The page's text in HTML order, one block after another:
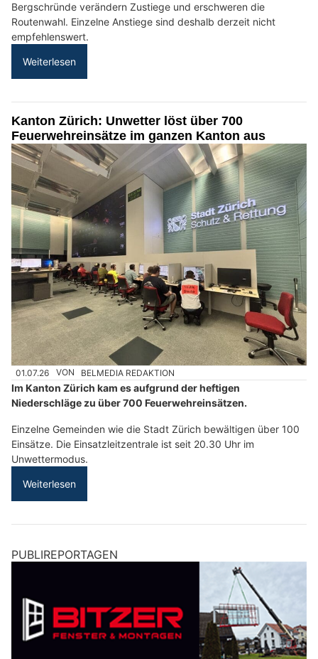
Bergschründe verändern Zustiege und erschweren die
Routenwahl. Einzelne Anstiege sind deshalb derzeit nicht
empfehlenswert.
Weiterlesen
Kanton Zürich: Unwetter löst über 700
Feuerwehreinsätze im ganzen Kanton aus
01.07.26 VON BELMEDIA REDAKTION
Im Kanton Zürich kam es aufgrund der heftigen
Niederschläge zu über 700 Feuerwehreinsätzen.
Einzelne Gemeinden wie die Stadt Zürich bewältigen über 100
Einsätze. Die Einsatzleitzentrale ist seit 20.30 Uhr im
Unwettermodus.
Weiterlesen
PUBLIREPORTAGEN